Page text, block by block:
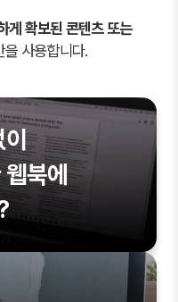
게 확보된 콘텐츠 또는
을 사용합니다.
이
웹북에